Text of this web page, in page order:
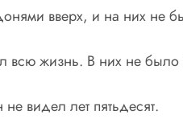
вверх, и на них не
жизнь. В них не было
видел лет пятьдесят.